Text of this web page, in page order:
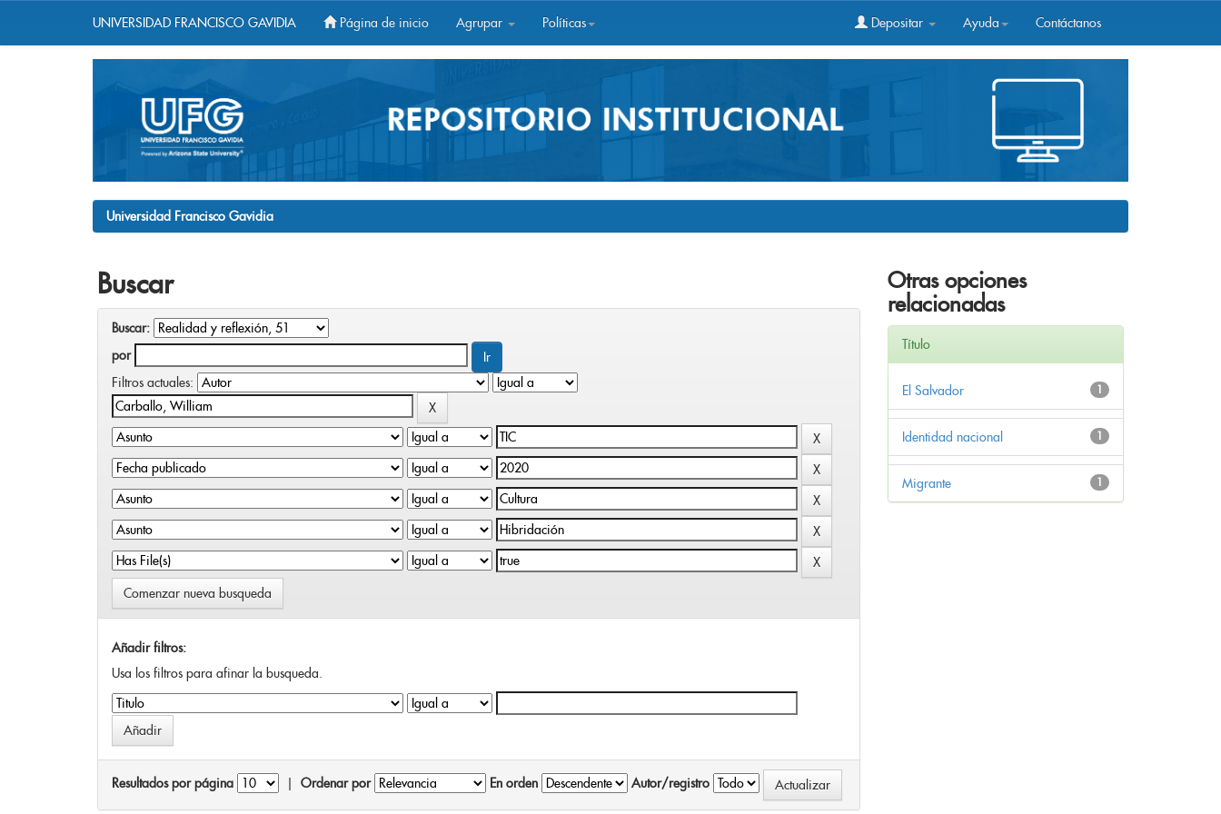
UNIVERSIDAD FRANCISCO GAVIDIA Página de inicio Agrupar Políticas Depositar Ayuda Contáctanos
Universidad Francisco Gavidia
Buscar
Buscar:
por
Filtros actuales:
Comenzar nueva busqueda
Añadir filtros:
Usa los filtros para afinar la busqueda.
Resultados por página Ordenar por En orden Autor/registro
Otras opciones
relacionadas
Título
1
El Salvador
1
Identidad nacional
1
Migrante